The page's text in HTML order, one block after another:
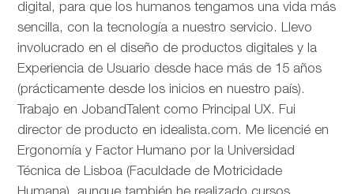
digital, para que los humanos tengamos una vida más
sencilla, con la tecnología a nuestro servicio. Llevo
involucrado en el diseño de productos digitales y la
Experiencia de Usuario desde hace más de 15 años
(prácticamente desde los inicios en nuestro país).
Trabajo en JobandTalent como Principal UX. Fui
director de producto en idealista.com. Me licencié en
Ergonomía y Factor Humano por la Universidad
Técnica de Lisboa (Faculdade de Motricidade